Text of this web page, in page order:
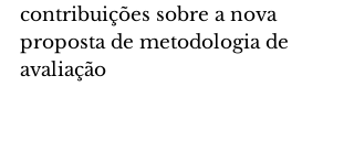
contribuições sobre a nova
proposta de metodologia de
avaliação